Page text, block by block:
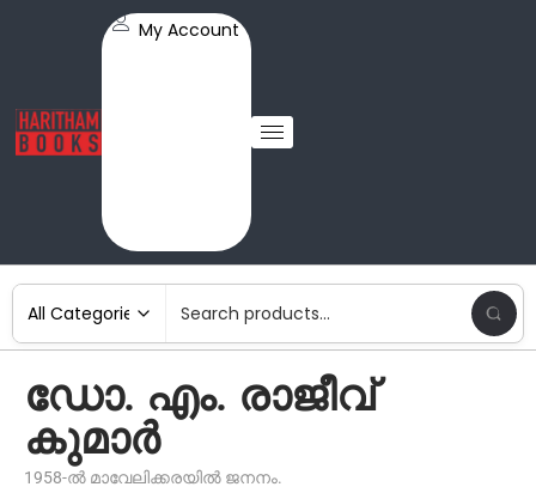
My Account
ഡോ. എം. രാജീവ്
കുമാർ
1958-ൽ മാവേലിക്കരയിൽ ജനനം.